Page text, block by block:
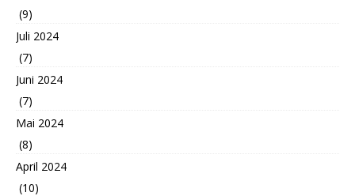
(9)
Juli 2024
(7)
Juni 2024
(7)
Mai 2024
(8)
April 2024
(10)